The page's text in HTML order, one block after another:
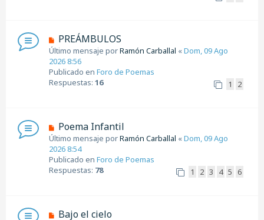
s
a
j
e
N
u
e
v
o
s
a
j
e
PREÁMBULOS
Último mensaje porRamón Carballal «Dom, 09 Ago
2026 8:56
Publicado en Foro de Poemas
Respuestas: 16 1 2
N
u
e
v
o
s
Poema Infantil
Último mensaje porRamón Carballal «Dom, 09 Ago
2026 8:54
Publicado en Foro de Poemas
Respuestas: 78 1 2 3 4 5 6
NBajo el cielo